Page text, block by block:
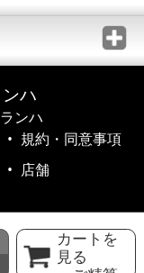
カートを
見る
ハ
ンハ
規約・同意事項
店舗
Reserved.